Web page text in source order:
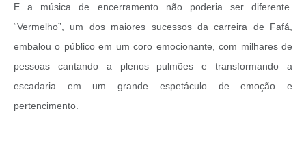
E a música de encerramento não poderia ser diferente.
“Vermelho”, um dos maiores sucessos da carreira de Fafá,
embalou o público em um coro emocionante, com milhares de
pessoas cantando a plenos pulmões e transformando a
escadaria em um grande espetáculo de emoção e
pertencimento.